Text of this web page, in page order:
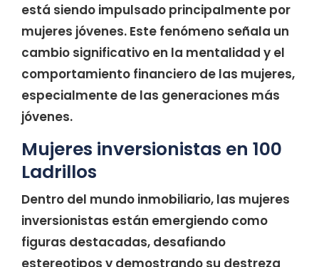
está siendo impulsado principalmente por
mujeres jóvenes. Este fenómeno señala un
cambio significativo en la mentalidad y el
comportamiento financiero de las mujeres,
especialmente de las generaciones más
jóvenes.
Mujeres inversionistas en 100
Ladrillos
Dentro del mundo inmobiliario, las mujeres
inversionistas están emergiendo como
figuras destacadas, desafiando
estereotipos y demostrando su destreza